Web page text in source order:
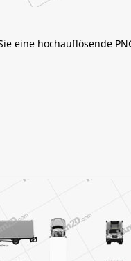
eine hochauflösende